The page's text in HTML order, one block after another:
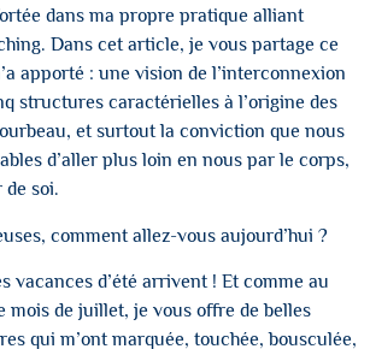
dans ma propre pratique alliant
Dans cet article, je vous partage ce
apporté : une vision de l’interconnexion
structures caractérielles à l’origine des
et surtout la conviction que nous
d’aller plus loin en nous par le corps,
de soi.
comment allez-vous aujourd’hui ?
vacances d’été arrivent ! Et comme au
mois de juillet, je vous offre de belles
qui m’ont marquée, touchée, bousculée,